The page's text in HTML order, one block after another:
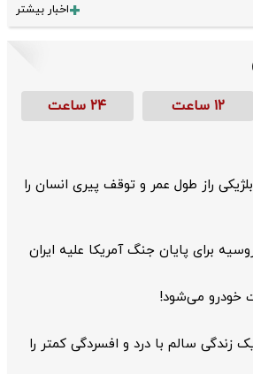
اخبار بیشتر
۱۲ ساعت ۲۴ ساعت
ساله بلژیکی راز طول عمر و توقف پیری انسان را
برای پایان جنگ آمریکا علیه ایران
خودرو می‌شود!
زندگی سالم با درد و افسردگی کمتر را